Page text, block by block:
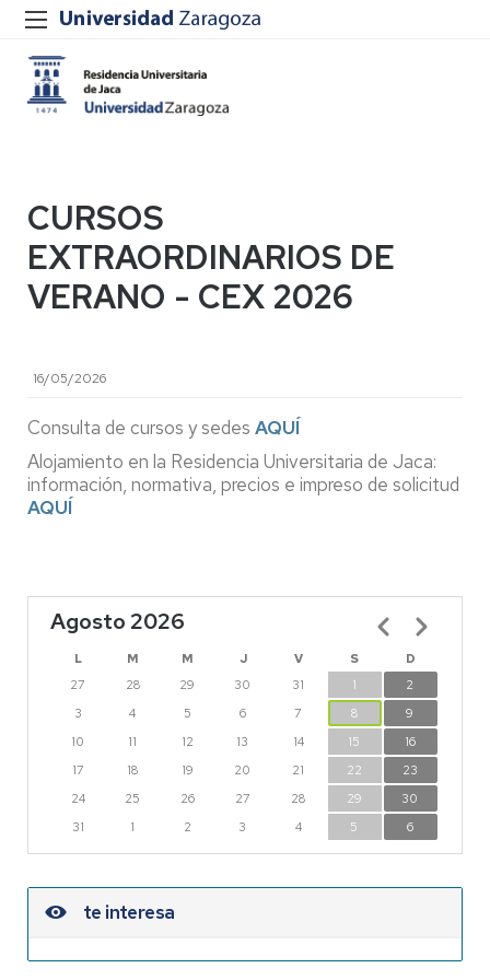
CURSOS
EXTRAORDINARIOS DE
VERANO - CEX 2026
16/05/2026
Consulta de cursos y sedes AQUÍ
Alojamiento en la Residencia Universitaria de Jaca:
información, normativa, precios e impreso de solicitud
AQUÍ
Agosto 2026
L M M J V S
D
27
28 29 30 31 1
2
3
4 5 6 7 8
9
10
11 12 13 14 15
16
17
18 19 20 21 22
23
24
25 26 27 28 29
30
31
1 2 3 4 5 6
Paginación
te interesa